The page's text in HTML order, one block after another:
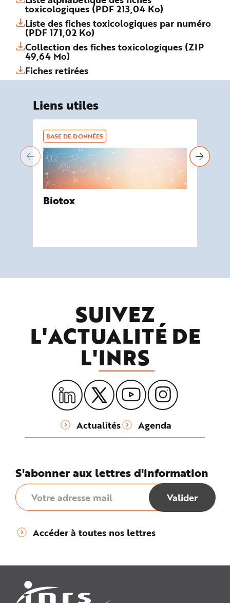
toxicologiques (PDF 213,04 Ko)
Liste des fiches toxicologiques par numéro
(PDF 171,02 Ko)
Collection des fiches toxicologiques (ZIP
49,64 Mo)
Fiches retirées
Liens utiles
BASE DE DONNÉES
Biotox
SUIVEZ
L'ACTUALITÉ DE
L'INRS
Actualités Agenda
S'abonner aux lettres d'information
Accéder à toutes nos lettres